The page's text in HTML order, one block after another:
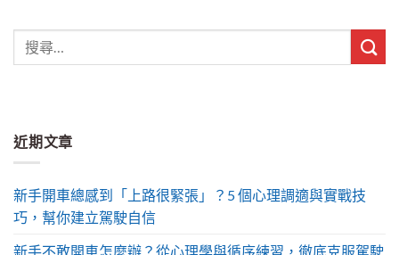
近期文章
新手開車總感到「上路很緊張」？5 個心理調適與實戰技
巧，幫你建立駕駛自信
新手不敢開車怎麼辦？從心理學與循序練習，徹底克服駕駛